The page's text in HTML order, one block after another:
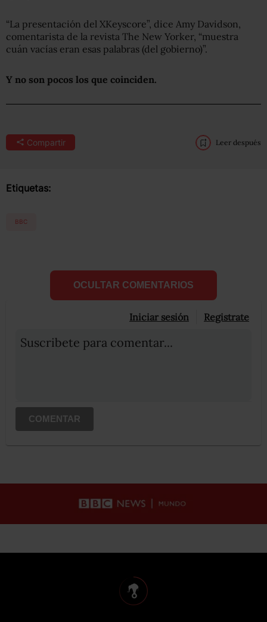
“La presentación del XKeyscore”, dice Amy Davidson,
comentarista de la revista The New Yorker, “muestra
cuán vacías eran esas palabras (del gobierno)”.
Y no son pocos los que coinciden.
Compartir Leer después
Etiquetas:
BBC
OCULTAR COMENTARIOS
Iniciar sesión Registrate
Suscribete para comentar...
COMENTAR